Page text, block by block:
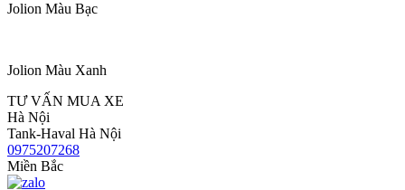
Jolion Màu Bạc
Jolion Màu Xanh
TƯ VẤN MUA XE
Hà Nội
Tank-Haval Hà Nội
0975207268
Miền Bắc